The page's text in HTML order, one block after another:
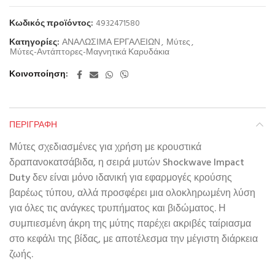
Κωδικός προϊόντος: 4932471580
Κατηγορίες: ΑΝΑΛΩΣΙΜΑ ΕΡΓΑΛΕΙΩΝ, Μύτες,
Μύτες-Αντάπτορες-Μαγνητικά Καρυδάκια
Κοινοποίηση
ΠΕΡΙΓΡΑΦΉ
Μύτες σχεδιασμένες για χρήση με κρουστικά
δραπανοκατσάβιδα, η σειρά μυτών Shockwave Impact
Duty δεν είναι μόνο ιδανική για εφαρμογές κρούσης
βαρέως τύπου, αλλά προσφέρει μια ολοκληρωμένη λύση
για όλες τις ανάγκες τρυπήματος και βιδώματος. Η
συμπιεσμένη άκρη της μύτης παρέχει ακριβές ταίριασμα
στο κεφάλι της βίδας, με αποτέλεσμα την μέγιστη διάρκεια
ζωής.